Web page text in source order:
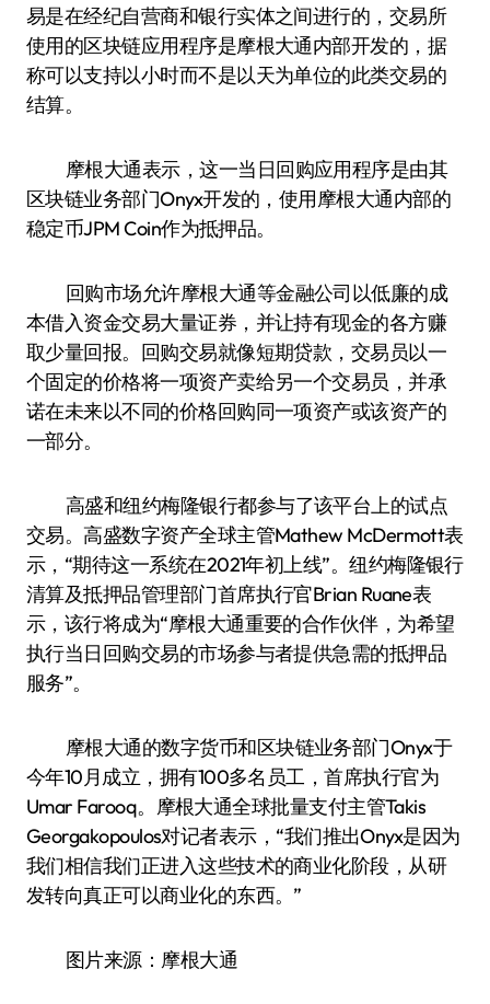
易是在经纪自营商和银行实体之间进行的，交易所
使用的区块链应用程序是摩根大通内部开发的，据
称可以支持以小时而不是以天为单位的此类交易的
结算。
摩根大通表示，这一当日回购应用程序是由其
区块链业务部门Onyx开发的，使用摩根大通内部的
稳定币JPM Coin作为抵押品。
回购市场允许摩根大通等金融公司以低廉的成
本借入资金交易大量证券，并让持有现金的各方赚
取少量回报。回购交易就像短期贷款，交易员以一
个固定的价格将一项资产卖给另一个交易员，并承
诺在未来以不同的价格回购同一项资产或该资产的
一部分。
高盛和纽约梅隆银行都参与了该平台上的试点
交易。高盛数字资产全球主管Mathew McDermott表
示，“期待这一系统在2021年初上线”。纽约梅隆银行
清算及抵押品管理部门首席执行官Brian Ruane表
示，该行将成为“摩根大通重要的合作伙伴，为希望
执行当日回购交易的市场参与者提供急需的抵押品
服务”。
摩根大通的数字货币和区块链业务部门Onyx于
今年10月成立，拥有100多名员工，首席执行官为
Umar Farooq。摩根大通全球批量支付主管Takis
Georgakopoulos对记者表示，“我们推出Onyx是因为
我们相信我们正进入这些技术的商业化阶段，从研
发转向真正可以商业化的东西。”
图片来源：摩根大通